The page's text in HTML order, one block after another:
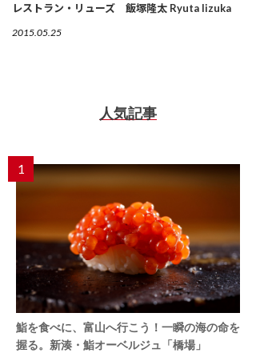
レストラン・リューズ 飯塚隆太 Ryuta Iizuka
2015.05.25
人気記事
1
鮨を食べに、富山へ行こう！一瞬の海の命を
握る。新湊・鮨オーベルジュ「橋場」